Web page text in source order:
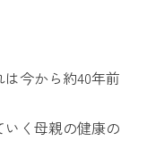
今から約40年前
く母親の健康の